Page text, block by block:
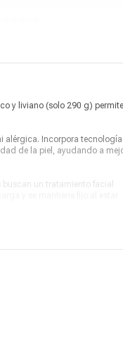
y liviano (solo 290 g) permite
alérgica. Incorpora tecnología
de la piel, ayudando a
un tratamiento facial
y se mantiene fijo al estar